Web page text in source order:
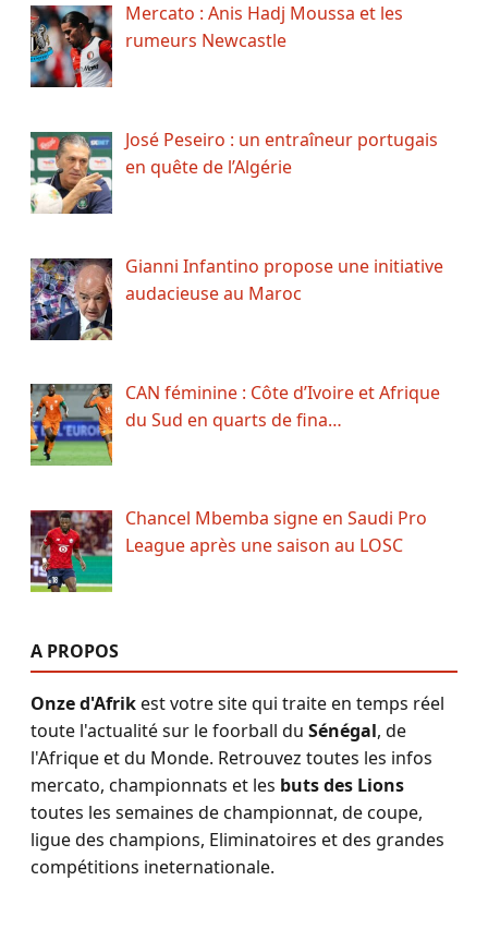
Mercato : Anis Hadj Moussa et les
rumeurs Newcastle
José Peseiro : un entraîneur portugais
en quête de l’Algérie
Gianni Infantino propose une initiative
audacieuse au Maroc
CAN féminine : Côte d’Ivoire et Afrique
du Sud en quarts de fina…
Chancel Mbemba signe en Saudi Pro
League après une saison au LOSC
A PROPOS
Onze d'Afrikest votre site qui traite en temps réel
toute l'actualité sur le foorball du Sénégal, de
l'Afrique et du Monde. Retrouvez toutes les infos
mercato, championnats et les buts des Lions
toutes les semaines de championnat, de coupe,
ligue des champions, Eliminatoires et des grandes
compétitions ineternationale.